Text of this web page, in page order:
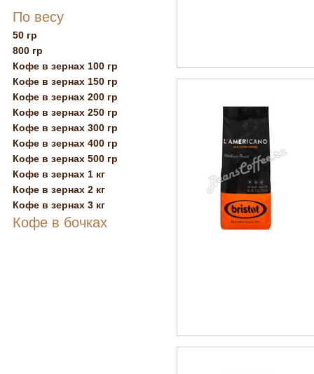
По весу
50 гр
800 гр
Кофе в зернах 100 гр
Кофе в зернах 150 гр
Кофе в зернах 200 гр
Кофе в зернах 250 гр
Кофе в зернах 300 гр
Кофе в зернах 400 гр
Кофе в зернах 500 гр
Кофе в зернах 1 кг
Кофе в зернах 2 кг
Кофе в зернах 3 кг
Кофе в бочках